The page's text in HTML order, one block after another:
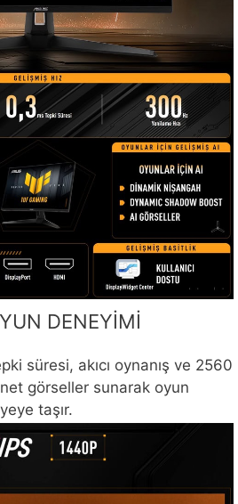
DENEYİMİ
süresi, akıcı oynanış ve 2560
görseller sunarak oyun
taşır.